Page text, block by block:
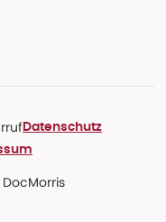
Datenschutz